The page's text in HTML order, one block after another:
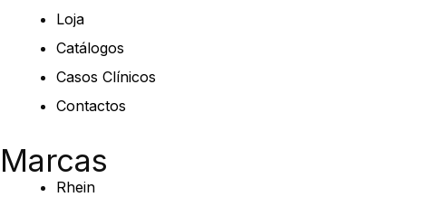
Loja
Catálogos
Casos Clínicos
Contactos
Marcas
Rhein